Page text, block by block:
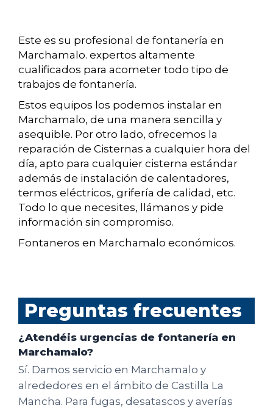
Este es su profesional de fontanería en
Marchamalo. expertos altamente
cualificados para acometer todo tipo de
trabajos de fontanería.
Estos equipos los podemos instalar en
Marchamalo, de una manera sencilla y
asequible. Por otro lado, ofrecemos la
reparación de Cisternas a cualquier hora del
día, apto para cualquier cisterna estándar
además de instalación de calentadores,
termos eléctricos, grifería de calidad, etc.
Todo lo que necesites, llámanos y pide
información sin compromiso.
Fontaneros en Marchamalo económicos.
Preguntas frecuentes
¿Atendéis urgencias de fontanería en
Marchamalo?
Sí. Damos servicio en Marchamalo y
alrededores en el ámbito de Castilla La
Mancha. Para fugas, desatascos y averías